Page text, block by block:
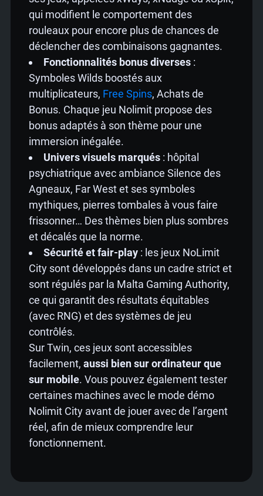
qui modifient le comportement des
rouleaux pour encore plus de chances de
déclencher des combinaisons gagnantes.
Fonctionnalités bonus diverses:
Symboles Wilds boostés aux
multiplicateurs, Free Spins, Achats de
Bonus. Chaque jeu Nolimit propose des
bonus adaptés à son thème pour une
immersion inégalée.
Univers visuels marqués: hôpital
psychiatrique avec ambiance Silence des
Agneaux, Far West et ses symboles
mythiques, pierres tombales à vous faire
frissonner… Des thèmes bien plus sombres
et décalés que la norme.
Sécurité et fair-play: les jeux NoLimit
City sont développés dans un cadre strict et
sont régulés par la Malta Gaming Authority,
ce qui garantit des résultats équitables
(avec RNG) et des systèmes de jeu
contrôlés.
Sur Twin, ces jeux sont accessibles
facilement, aussi bien sur ordinateur que
sur mobile. Vous pouvez également tester
certaines machines avec le mode démo
Nolimit City avant de jouer avec de l’argent
réel, afin de mieux comprendre leur
fonctionnement.